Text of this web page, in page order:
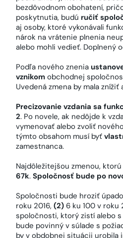
bezdôvodnom obohatení,
poskytnutia, budú ručiť
aj osoby, ktoré vykonávali
nárok na vrátenie plnenia
alebo mohli vedieť. Doplnený
Podľa nového znenia
vznikom obchodnej
Uvedená zmena by mala
Precizovanie vzdania sa
2. Po novele, ak nedôjde k
vymenovať alebo zvoliť
týmto obsahom musí byť
zamestnanca.
Najdôležitejšou zmenou,
67k. Spoločnosť bude po
Spoločnosti bude hroziť
roku 2016, (2) 6 ku 100 v roku
spoločnosti, ktorý zistí alebo
bude povinný v súlade s
by v obdobnej situácii urobila